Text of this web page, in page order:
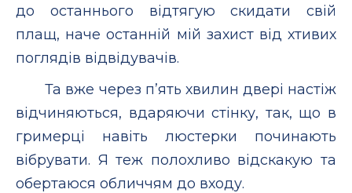
до останнього відтягую скидати свій
плащ, наче останній мій захист від хтивих
поглядів відвідувачів.
Та вже через п’ять хвилин двері настіж
відчиняються, вдаряючи стінку, так, що в
гримерці навіть люстерки починають
вібрувати. Я теж полохливо відскакую та
обертаюся обличчям до входу.